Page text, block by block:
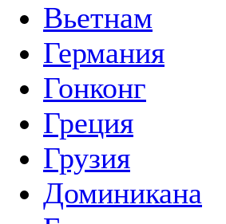
Вьетнам
Германия
Гонконг
Греция
Грузия
Доминикана